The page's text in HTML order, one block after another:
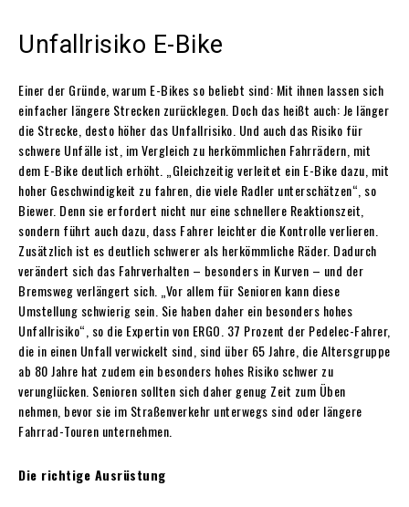
Unfallrisiko E-Bike
Einer der Gründe, warum E-Bikes so beliebt sind: Mit ihnen lassen sich
einfacher längere Strecken zurücklegen. Doch das heißt auch: Je länger
die Strecke, desto höher das Unfallrisiko. Und auch das Risiko für
schwere Unfälle ist, im Vergleich zu herkömmlichen Fahrrädern, mit
dem E-Bike deutlich erhöht. „Gleichzeitig verleitet ein E-Bike dazu, mit
hoher Geschwindigkeit zu fahren, die viele Radler unterschätzen“, so
Biewer. Denn sie erfordert nicht nur eine schnellere Reaktionszeit,
sondern führt auch dazu, dass Fahrer leichter die Kontrolle verlieren.
Zusätzlich ist es deutlich schwerer als herkömmliche Räder. Dadurch
verändert sich das Fahrverhalten – besonders in Kurven – und der
Bremsweg verlängert sich. „Vor allem für Senioren kann diese
Umstellung schwierig sein. Sie haben daher ein besonders hohes
Unfallrisiko“, so die Expertin von ERGO. 37 Prozent der Pedelec-Fahrer,
die in einen Unfall verwickelt sind, sind über 65 Jahre, die Altersgruppe
ab 80 Jahre hat zudem ein besonders hohes Risiko schwer zu
verunglücken. Senioren sollten sich daher genug Zeit zum Üben
nehmen, bevor sie im Straßenverkehr unterwegs sind oder längere
Fahrrad-Touren unternehmen.
Die richtige Ausrüstung